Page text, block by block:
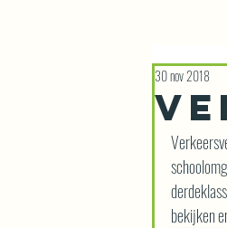
30 nov 2018
bekijken